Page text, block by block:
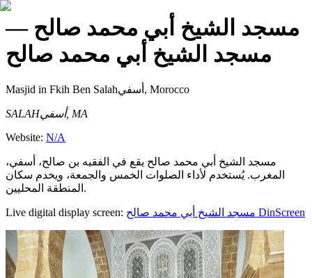
مسجد الشيخ أبي محمد صالح —
مسجد الشيخ أبي محمد صالح
Masjid in Fkih Ben Salahأسفي, Morocco
SALAHأسفي, MA
Website: N/A
مسجد الشيخ أبي محمد صالح يقع في الفقيه بن صالح، أسفي،
المغرب. يُستخدم لأداء الصلوات الخمس والجمعة، ويخدم سكان
المنطقة المحليين.
Live digital display screen: مسجد الشيخ أبي محمد صالح DinScreen